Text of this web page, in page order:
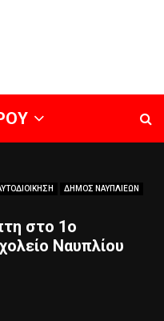
ΔΗΜΟΣ ΝΑΥΠΛΙΕΩΝ
στο 1o
Ναυπλίου